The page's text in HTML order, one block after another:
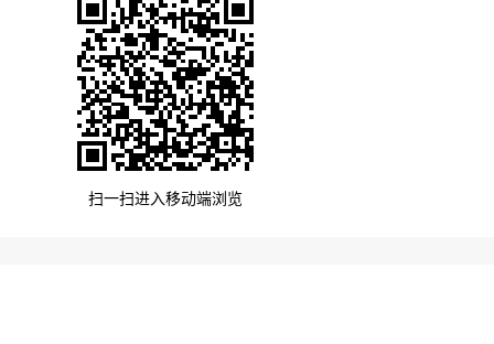
扫一扫进入移动端浏览